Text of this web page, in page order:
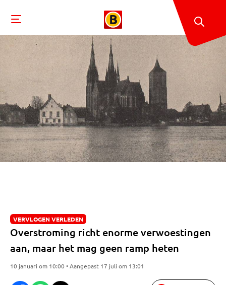
VERVLOGEN VERLEDEN
Overstroming richt enorme verwoestingen
aan, maar het mag geen ramp heten
10 januari om 10:00 • Aangepast 17 juli om 13:01